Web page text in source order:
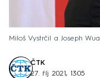
Miloš Vystrčil a Joseph Wua
ČTK
27. říj 2021, 13:05